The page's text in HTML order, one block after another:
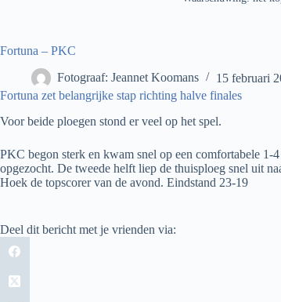
Fortuna – PKC
Fotograaf: Jeannet Koomans 15 februari
Fortuna zet belangrijke stap richting halve finales
Voor beide ploegen stond er veel op het spel.
PKC begon sterk en kwam snel op een comfortabele 1-
opgezocht. De tweede helft liep de thuisploeg snel uit
Hoek de topscorer van de avond. Eindstand 23-19
Deel dit bericht met je vrienden via: